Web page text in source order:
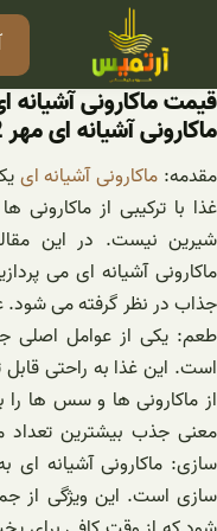
قیمت ماکارونی
ماکارونی آشیانه ای مهر 1402
مقدمه: ماکارونی آشیانه ای
غذا با ترکیبی از
شیرین نیست. در این
ماکارونی آشیانه ای می
طعم: یکی از عوامل اصلی
است. این غذا به راحتی
از ماکارونی ها و سس ها را
سازی: ماکارونی آشیانه
سازی است. این ویژگی از